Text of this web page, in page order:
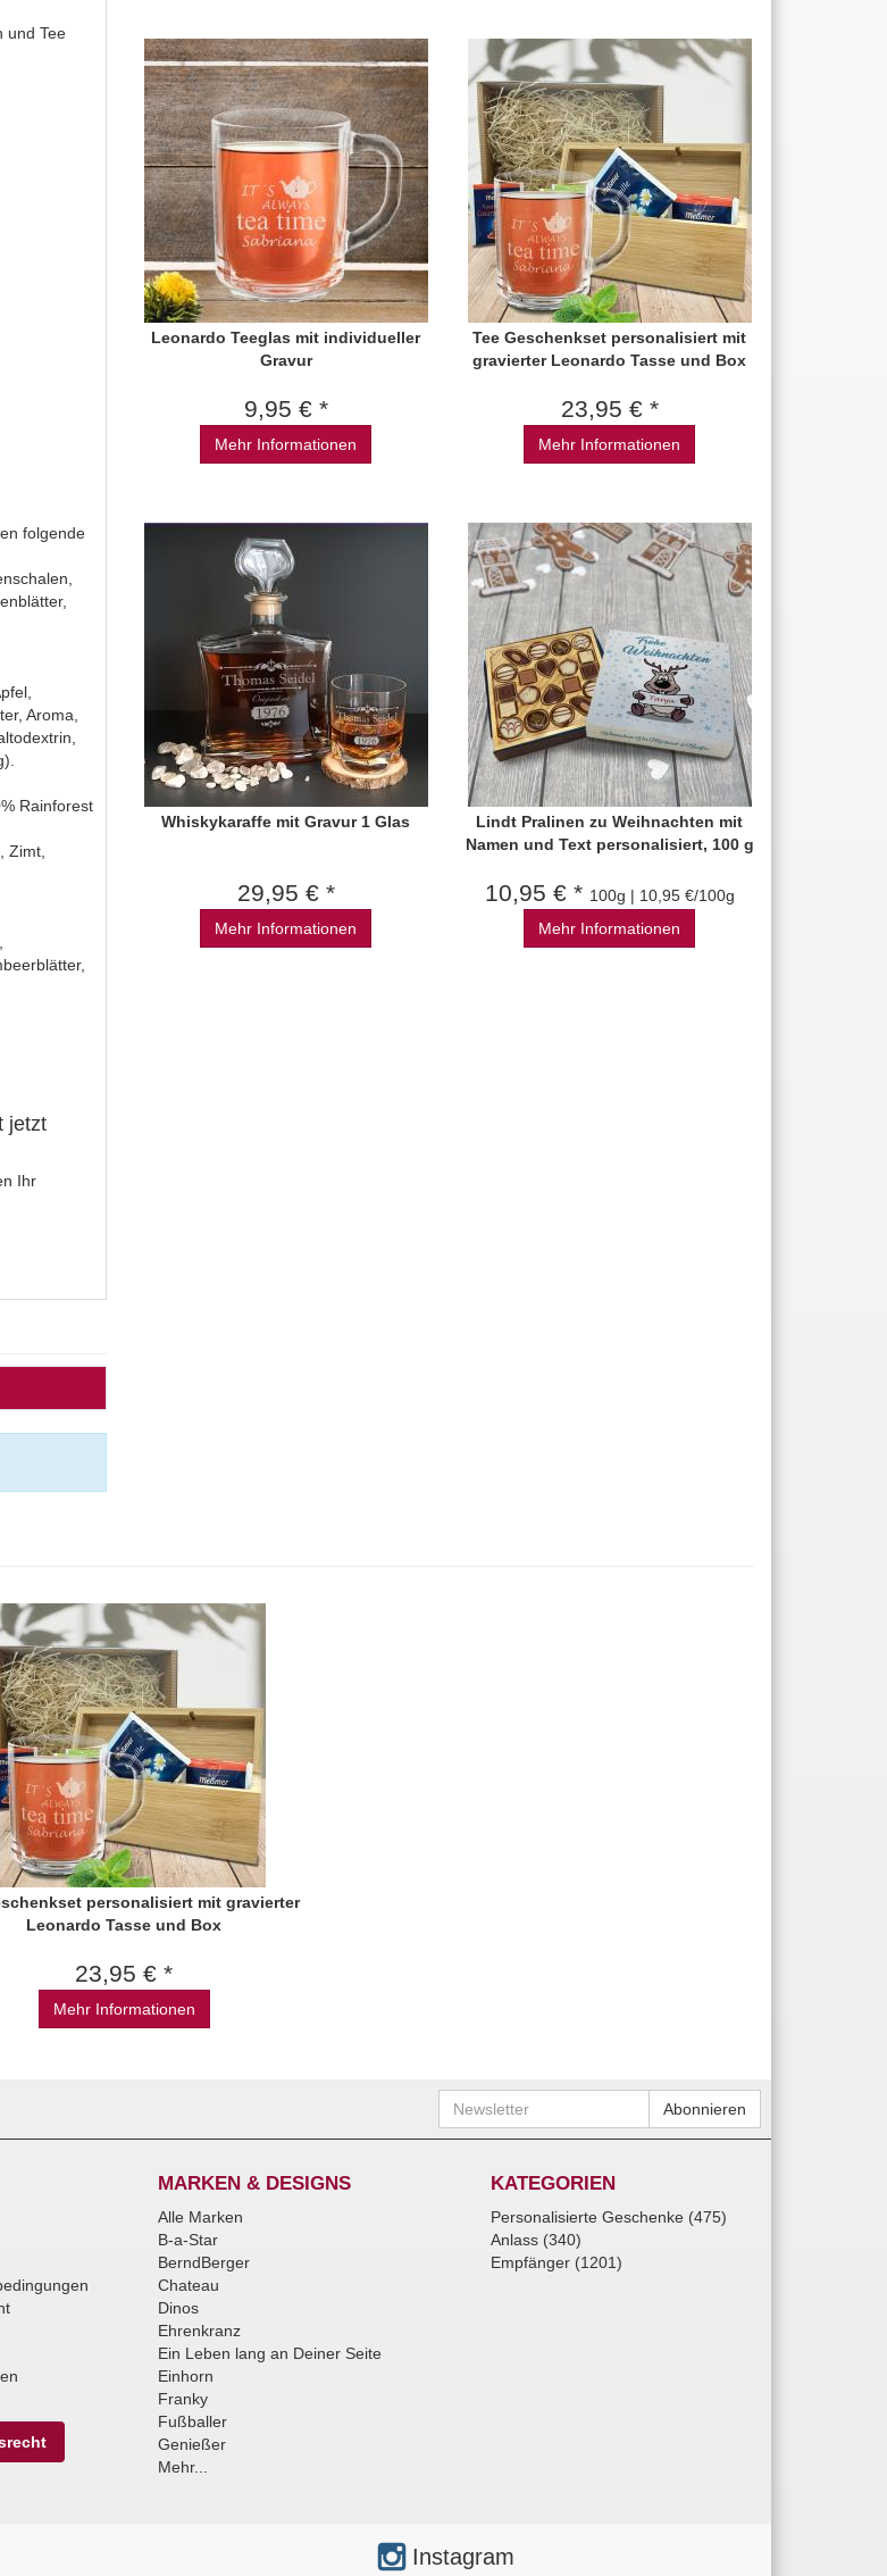
und Tee
folgende
Aroma,
Rainforest
Zimt,
jetzt
Ihr
Leonardo Teeglas mit individueller
Gravur
9,95 € *
Mehr Informationen
Tee Geschenkset personalisiert mit
gravierter Leonardo Tasse und Box
23,95 € *
Mehr Informationen
Whiskykaraffe mit Gravur 1 Glas
29,95 € *
Mehr Informationen
Lindt Pralinen zu Weihnachten mit
Namen und Text personalisiert, 100 g
10,95 € * 100g | 10,95 €/100g
Mehr Informationen
personalisiert mit gravierter
Leonardo Tasse und Box
23,95 € *
Mehr Informationen
Newsletter Abonnieren
MARKEN & DESIGNS
Alle Marken
B-a-Star
BerndBerger
Chateau
Dinos
Ehrenkranz
Ein Leben lang an Deiner Seite
Einhorn
Franky
Fußballer
Genießer
Mehr...
KATEGORIEN
Personalisierte Geschenke (475)
Anlass (340)
Empfänger (1201)
Instagram